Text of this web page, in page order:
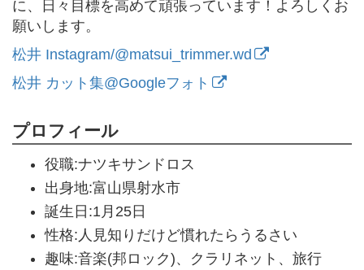
に、日々目標を高めて頑張っています！よろしくお
願いします。
松井 Instagram/@matsui_trimmer.wd
松井 カット集@Googleフォト
プロフィール
役職:ナツキサンドロス
出身地:富山県射水市
誕生日:1月25日
性格:人見知りだけど慣れたらうるさい
趣味:音楽(邦ロック)、クラリネット、旅行